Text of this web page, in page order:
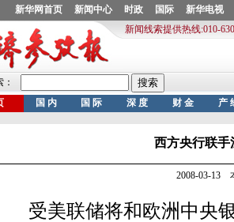
西方央行联
2008-03-13
受美联储将和欧洲中央